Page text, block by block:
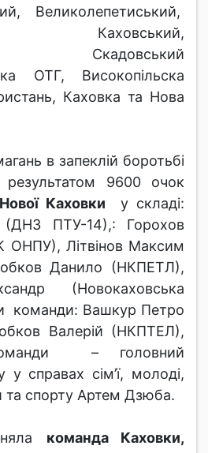
Великолепетиський,
Каховський,
Скадовський
ОТГ, Високопільска
Каховка та Нова
в запеклій боротьбі
результатом 9600 очок
Каховки у складі:
(ДНЗ ПТУ-14),: Горохов
ОНПУ), Літвінов Максим
Данило (НКПЕТЛ),
(Новокаховська
команди: Вашкур Петро
Валерій (НКПТЕЛ),
– головний
у справах сім’ї, молоді,
та спорту Артем Дзюба.
команда Каховки,